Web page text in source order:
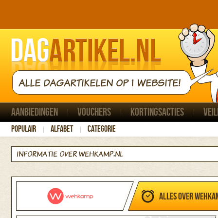
ALLE DAGARTIKELEN OP 1 WEBSITE!
Aanbiedingen Vouchers Kortingsacties
Populair Alfabet Categorie
INFORMATIE OVER WEHKAMP.NL
Alles over